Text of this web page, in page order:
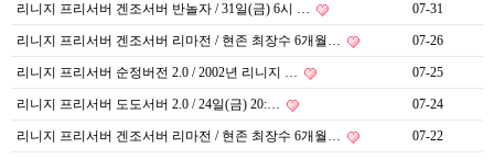
리니지 프리서버 겐조서버 반놀자 / 31일(금) 6시 … 07-31
리니지 프리서버 겐조서버 리마전 / 현존 최장수 6개월… 07-26
리니지 프리서버 순정버전 2.0 / 2002년 리니지 … 07-25
리니지 프리서버 도도서버 2.0 / 24일(금) 20:… 07-24
리니지 프리서버 겐조서버 리마전 / 현존 최장수 6개월… 07-22